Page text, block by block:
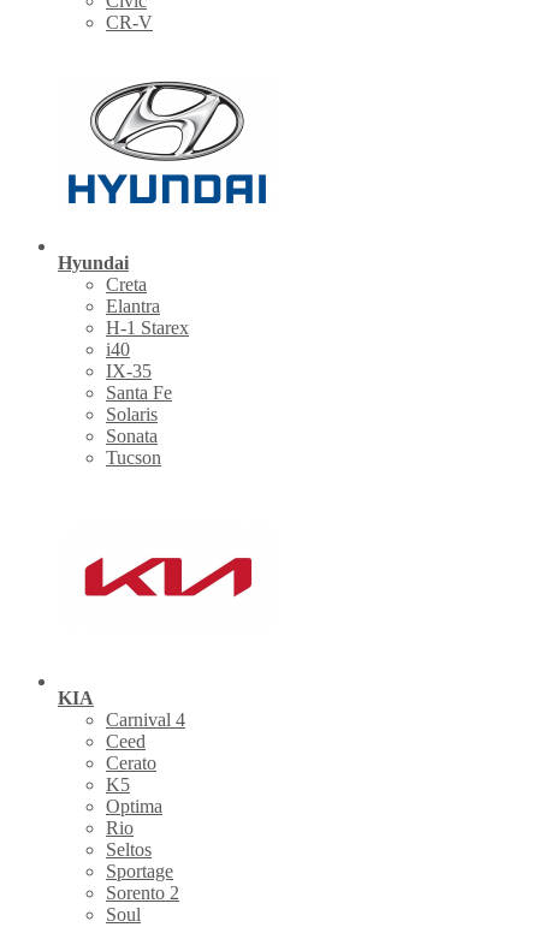
CR-V
Hyundai
Creta
Elantra
H-1 Starex
i40
IX-35
Santa Fe
Solaris
Sonata
Tucson
KIA
Carnival 4
Ceed
Cerato
K5
Optima
Rio
Seltos
Sportage
Sorento 2
Soul